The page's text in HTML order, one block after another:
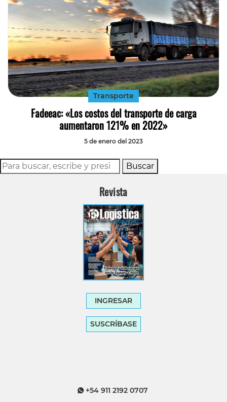
Transporte
Fadeeac: «Los costos del transporte de carga
aumentaron 121% en 2022»
5 de enero del 2023
Buscar
Revista
INGRESAR
SUSCRÍBASE
+54 911 2192 0707